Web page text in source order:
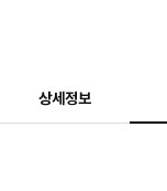
상세정보